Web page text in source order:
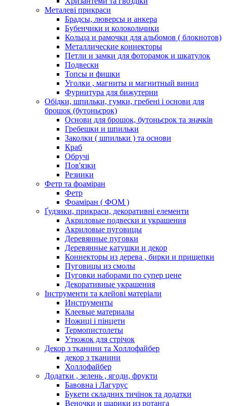
Металеві прикраси
Брадсы, люверсы и анкера
Бубенчики и колокольчики
Кольца и рамочки для альбомов ( блокнотов)
Металлические коннекторы
Петли и замки для фоторамок и шкатулок
Подвески
Топсы и фишки
Уголки , магниты и магнитный винил
Фурнитура для бижутерии
Обідки, шпильки, гумки, гребені і основи для
брошок (бутоньєрок)
Основи для брошок, бутоньєрок та значків
Гребешки и шпильки
Заколки ( шпильки ) та основи
Краб
Обручі
Пов'язки
Резинки
Фетр та фоаміран
Фетр
Фоаміран ( ФОМ )
Ґудзики, прикраси, декоративні елементи
Акриловые подвески и украшения
Акриловые пуговицы
Деревянные пуговки
Деревянные катушки и декор
Коннекторы из дерева , бирки и прищепки
Пуговицы из смолы
Пуговки наборами по супер цене
Декоративные украшения
Інструменти та клейові матеріали
Инструменты
Клеевые материалы
Ножиці і пінцети
Термопистолеты
Утюжок для стрічок
Декор з тканини та Холлофайбер
декор з тканини
Холлофайбер
Додатки , зелень , ягоди, фрукти
Бавовна і Лагурус
Букети складних тичінок та додатки
Веночки и шарики из ротанга